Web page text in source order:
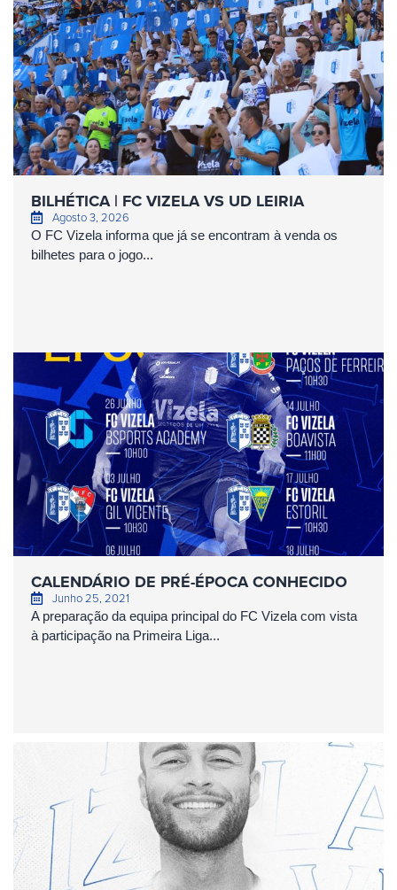
BILHÉTICA | FC VIZELA VS UD LEIRIA
Agosto 3, 2026
O FC Vizela informa que já se encontram à venda os
bilhetes para o jogo...
CALENDÁRIO DE PRÉ-ÉPOCA CONHECIDO
Junho 25, 2021
A preparação da equipa principal do FC Vizela com vista
à participação na Primeira Liga...